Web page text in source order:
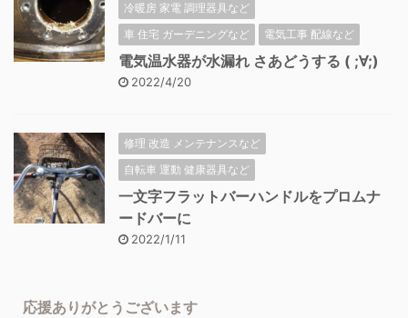
冷暖房 家電 調理器具など
車 住宅 ガーデニングなど
電気工事 配線など
電気温水器が水漏れ さあどうする ( ;∀;)
2022/4/20
修理 改造 メンテナンスなど
自転車 運動 健康器具など
一文字フラットバーハンドルをプロムナ
ードバーに
2022/1/11
応援ありがとうございます